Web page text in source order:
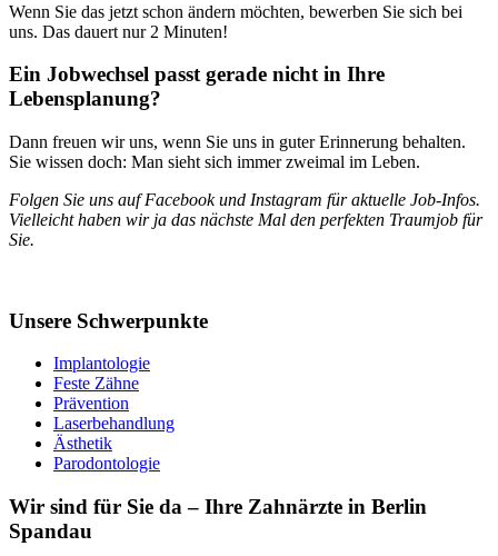
Wenn Sie das jetzt schon ändern möchten, bewerben Sie sich bei
uns. Das dauert nur 2 Minuten!
Ein Jobwechsel passt gerade nicht in Ihre
Lebensplanung?
Dann freuen wir uns, wenn Sie uns in guter Erinnerung behalten.
Sie wissen doch: Man sieht sich immer zweimal im Leben.
Folgen Sie uns auf Facebook und Instagram für aktuelle Job-Infos.
Vielleicht haben wir ja das nächste Mal den perfekten Traumjob für
Sie.
Unsere Schwerpunkte
Implantologie
Feste Zähne
Prävention
Laserbehandlung
Ästhetik
Parodontologie
Wir sind für Sie da – Ihre Zahnärzte in Berlin
Spandau